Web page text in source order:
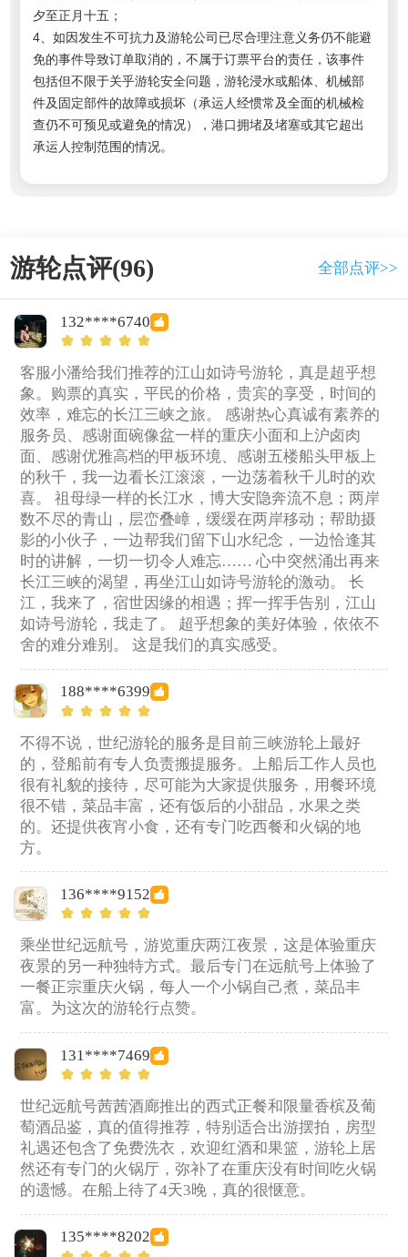
夕至正月十五；
4、如因发生不可抗力及游轮公司已尽合理注意义务仍不能避
免的事件导致订单取消的，不属于订票平台的责任，该事件
包括但不限于关乎游轮安全问题，游轮浸水或船体、机械部
件及固定部件的故障或损坏（承运人经惯常及全面的机械检
查仍不可预见或避免的情况），港口拥堵及堵塞或其它超出
承运人控制范围的情况。
游轮点评(96) 全部点评>>
132****6740
客服小潘给我们推荐的江山如诗号游轮，真是超乎想
象。购票的真实，平民的价格，贵宾的享受，时间的
效率，难忘的长江三峡之旅。 感谢热心真诚有素养的
服务员、感谢面碗像盆一样的重庆小面和上沪卤肉
面、感谢优雅高档的甲板环境、感谢五楼船头甲板上
的秋千，我一边看长江滚滚，一边荡着秋千儿时的欢
喜。 祖母绿一样的长江水，博大安隐奔流不息；两岸
数不尽的青山，层峦叠嶂，缓缓在两岸移动；帮助摄
影的小伙子，一边帮我们留下山水纪念，一边恰逢其
时的讲解，一切一切令人难忘…… 心中突然涌出再来
长江三峡的渴望，再坐江山如诗号游轮的激动。 长
江，我来了，宿世因缘的相遇；挥一挥手告别，江山
如诗号游轮，我走了。 超乎想象的美好体验，依依不
舍的难分难别。 这是我们的真实感受。
188****6399
不得不说，世纪游轮的服务是目前三峡游轮上最好
的，登船前有专人负责搬提服务。上船后工作人员也
很有礼貌的接待，尽可能为大家提供服务，用餐环境
很不错，菜品丰富，还有饭后的小甜品，水果之类
的。还提供夜宵小食，还有专门吃西餐和火锅的地
方。
136****9152
乘坐世纪远航号，游览重庆两江夜景，这是体验重庆
夜景的另一种独特方式。最后专门在远航号上体验了
一餐正宗重庆火锅，每人一个小锅自己煮，菜品丰
富。为这次的游轮行点赞。
131****7469
世纪远航号茜茜酒廊推出的西式正餐和限量香槟及葡
萄酒品鉴，真的值得推荐，特别适合出游摆拍，房型
礼遇还包含了免费洗衣，欢迎红酒和果篮，游轮上居
然还有专门的火锅厅，弥补了在重庆没有时间吃火锅
的遗憾。在船上待了4天3晚，真的很惬意。
135****8202